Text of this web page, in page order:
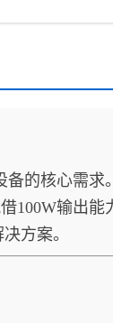
的核心需求。
100W输出能
方案。